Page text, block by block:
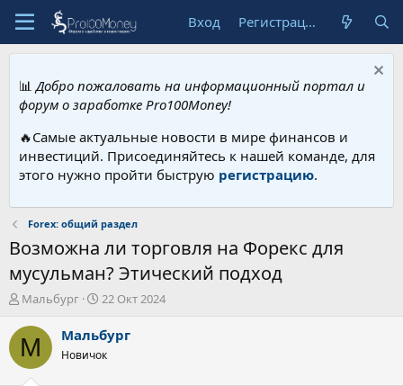
Вход Регистрация
📊 Добро пожаловать на информационный портал и
форум о заработке Pro100Money!
🔥Самые актуальные новости в мире финансов и
инвестиций. Присоединяйтесь к нашей команде, для
этого нужно пройти быструю регистрацию.
Forex: общий раздел
Возможна ли торговля на Форекс для
мусульман? Этический подход
А
т
о
р
Мальбург
Д
т
н
22 Окт 2024
М Мальбург
Новичок